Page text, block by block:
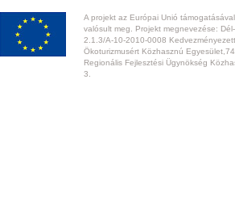
A projekt az Európai Unió
valósult meg. Projekt megnevezése:
2.1.3/A-10-2010-0008
Ökoturizmusért Közhasznú
Regionális Fejlesztési Ügynökség
3.